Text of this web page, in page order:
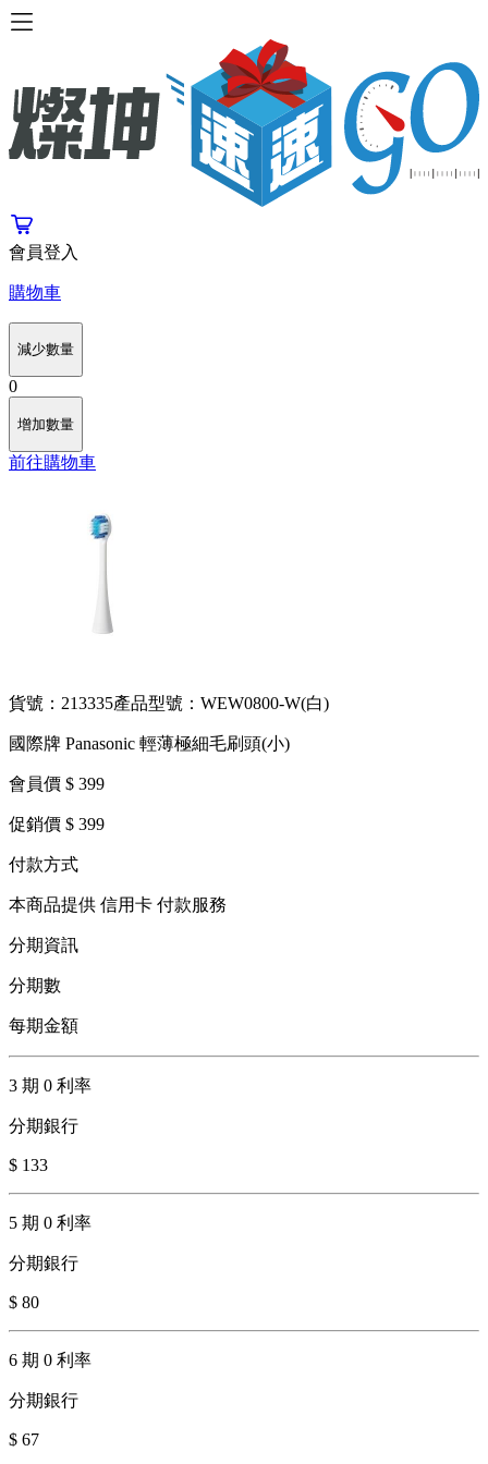
會員登入
購物車
減少數量
0
增加數量
前往購物車
貨號：213335產品型號：WEW0800-W(白)
國際牌 Panasonic 輕薄極細毛刷頭(小)
會員價 $ 399
促銷價 $ 399
付款方式
本商品提供 信用卡 付款服務
分期資訊
分期數
每期金額
3 期 0 利率
分期銀行
$ 133
5 期 0 利率
分期銀行
$ 80
6 期 0 利率
分期銀行
$ 67